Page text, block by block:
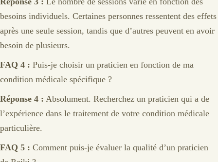
besoins individuels. Certaines personnes ressentent des effets
après une seule session, tandis que d’autres peuvent en avoir
besoin de plusieurs.
FAQ 4 : Puis-je choisir un praticien en fonction de ma
condition médicale spécifique ?
Réponse 4 : Absolument. Recherchez un praticien qui a de
l’expérience dans le traitement de votre condition médicale
particulière.
FAQ 5 : Comment puis-je évaluer la qualité d’un praticien